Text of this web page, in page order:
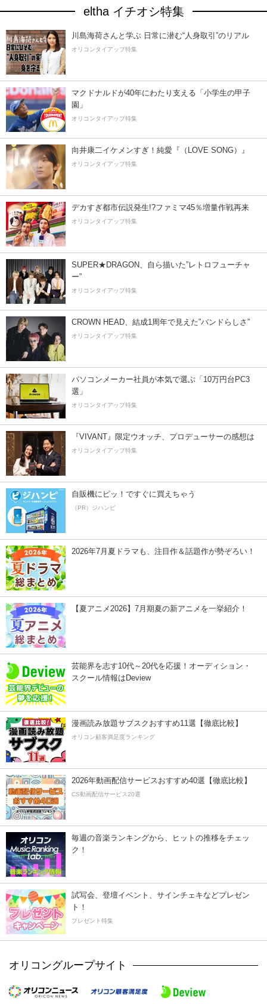
eltha イチオシ特集
川島海荷さんと学ぶ 日常に潜む“人身取引”のリアル
オリコンタイアップ特集
マクドナルドが40年にわたり支える「小学生の甲子
園」
オリコンタイアップ特集
向井康二イケメンすぎ！純愛『（LOVE SONG）』
オリコンタイアップ特集
デカすぎ都市伝説発生!?ファミマ45％増量作戦再来
オリコンタイアップ特集
SUPER★DRAGON、自ら描いた”レトロフューチャ
ー”
オリコンタイアップ特集
CROWN HEAD、結成1周年で見えた”バンドらしさ”
オリコンタイアップ特集
パソコンメーカー社員が本気で選ぶ「10万円台PC3
選」
オリコンタイアップ特集
『VIVANT』限定ウオッチ、プロデューサーの感想は
オリコンタイアップ特集
自販機にピッ！ですぐに買えちゃう
（PR）ジハンピ
2026年7月夏ドラマも、注目作＆話題作が勢ぞろい！
【夏アニメ2026】7月期夏の新アニメを一挙紹介！
芸能界を志す10代～20代を応援！オーディション・
スクール情報はDeview
漫画読み放題サブスクおすすめ11選【徹底比較】
オリコン顧客満足度ランキング
2026年動画配信サービスおすすめ40選【徹底比較】
CS動画配信サービス20選
毎週の音楽ランキングから、ヒットの推移をチェッ
ク！
試写会、登壇イベント、サインチェキなどプレゼン
ト！
プレゼント特集
オリコングループサイト